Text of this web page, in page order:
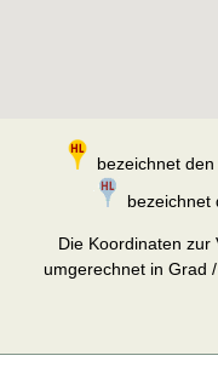
bezeichnet
bezeichnet
Die Koordinaten zur
umgerechnet in Grad